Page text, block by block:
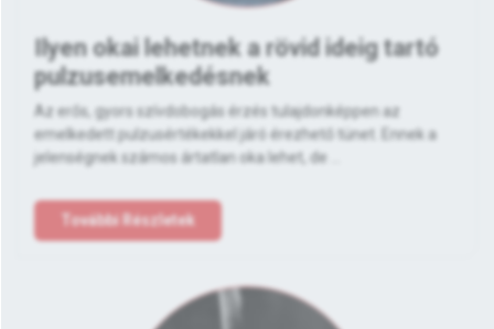
Ilyen okai lehetnek a rövid ideig tartó
pulzusemelkedésnek
Az erős, gyors szívdobogás érzés tulajdonképpen az
emelkedett pulzusértékekkel járó érezhető tünet. Ennek a
jelenségnek számos ártatlan oka lehet, de ...
További Részletek